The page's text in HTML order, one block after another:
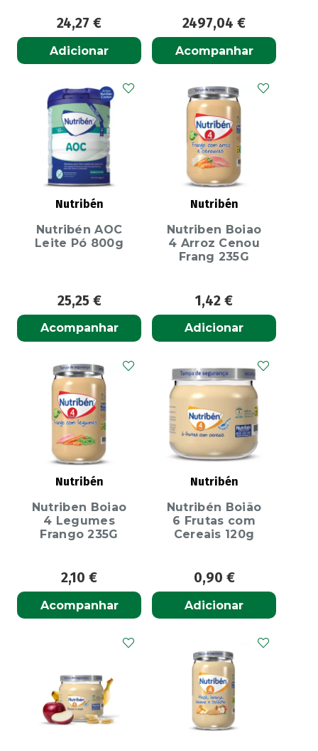
24,27 €
Adicionar
2497,04 €
Acompanhar
Nutribén
Nutribén AOC
Leite Pó 800g
25,25 €
Acompanhar
Nutribén
Nutriben Boiao
4 Arroz Cenou
Frang 235G
1,42 €
Adicionar
Nutribén
Nutriben Boiao
4 Legumes
Frango 235G
2,10 €
Acompanhar
Nutribén
Nutribén Boião
6 Frutas com
Cereais 120g
0,90 €
Adicionar